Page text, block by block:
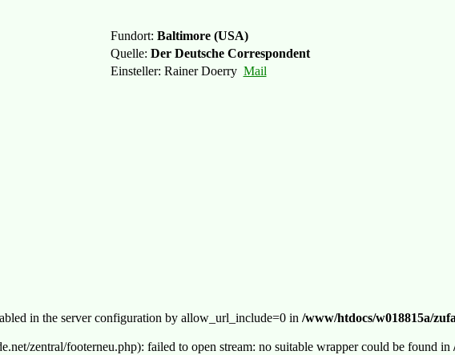
Fundort: Baltimore (USA)
Quelle: Der Deutsche Correspondent
Einsteller: Rainer Doerry Mail
in the server configuration by allow_url_include=0 in /www/htdocs/w018815a/
zentral/footerneu.php): failed to open stream: no suitable wrapper could be found in